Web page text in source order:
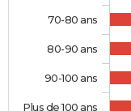
70-80 ans
80-90 ans
90-100 ans
Plus de 100 ans